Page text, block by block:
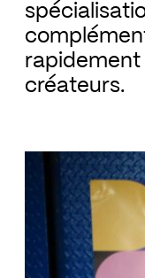
rapidement
créateurs.